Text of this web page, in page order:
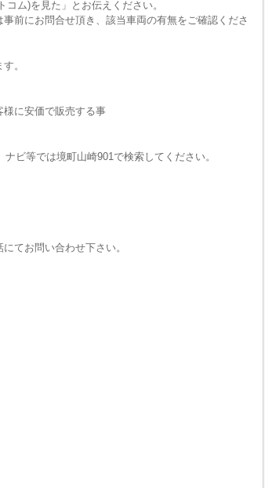
ム)を見た」とお伝えください。
前にお問合せ頂き、該当車両の有無をご確認くださ
。
様に安価で販売する事
ビ等では境町山崎901で検索してください。
てお問い合わせ下さい。